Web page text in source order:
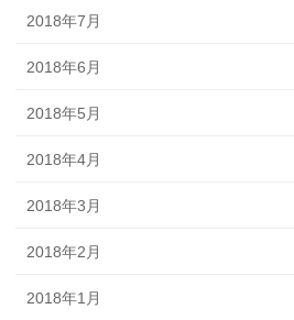
2018年7月
2018年6月
2018年5月
2018年4月
2018年3月
2018年2月
2018年1月